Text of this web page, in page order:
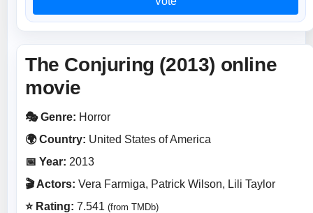
The Conjuring (2013) online
movie
🎭 Genre: Horror
🌍 Country: United States of America
📅 Year: 2013
🎬 Actors: Vera Farmiga, Patrick Wilson, Lili Taylor
⭐ Rating: 7.541 (from TMDb)